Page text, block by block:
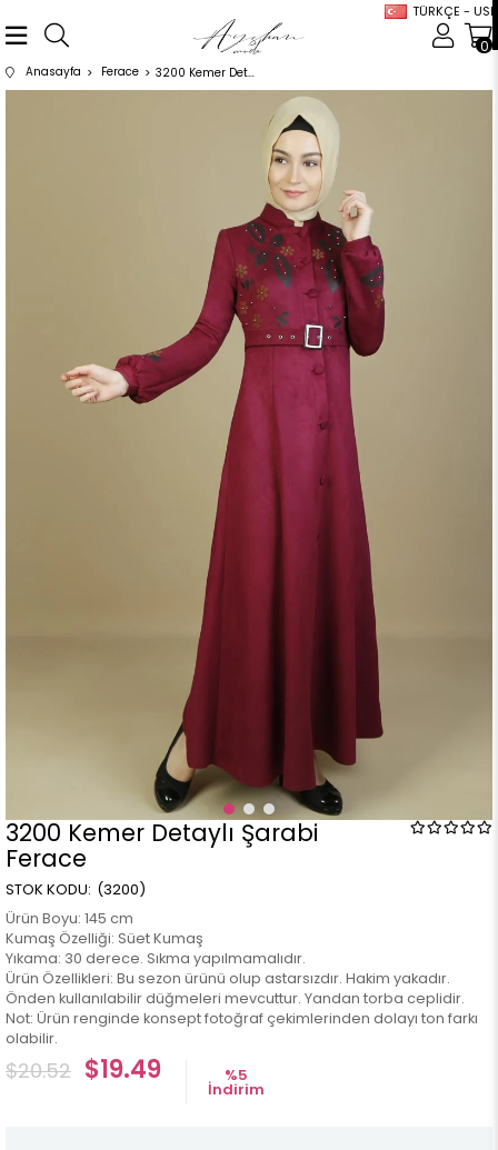
TÜRKÇE - USD
0
Anasayfa Ferace 3200 Kemer Detaylı Şarabi Ferace
3200 Kemer Detaylı Şarabi
Ferace
(3200)
Ürün Boyu: 145 cm
Kumaş Özelliği: Süet Kumaş
Yıkama: 30 derece. Sıkma yapılmamalıdır.
Ürün Özellikleri: Bu sezon ürünü olup astarsızdır. Hakim yakadır.
Önden kullanılabilir düğmeleri mevcuttur. Yandan torba ceplidir.
Not: Ürün renginde konsept fotoğraf çekimlerinden dolayı ton farkı
olabilir.
$20.52 $19.49 %5
İndirim